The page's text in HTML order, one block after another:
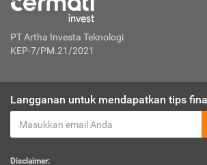
PT Artha Investa Teknologi
KEP-7/PM.21/2021
Langganan untuk mendapatkan tips
Disclaimer: